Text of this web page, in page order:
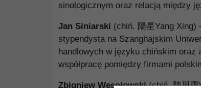
sinologicznym oraz relacją między
Jan Siniarski (chiń. 陽星Yang Xing)
stypendysta na Szanghajskim
handlowych w języku chińskim oraz
współpracę pomiędzy firmami
Zbigniew Wesołowski(chiń. 魏思